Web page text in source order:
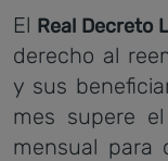
El Real Decreto
derecho al
y sus
mes supere
mensual